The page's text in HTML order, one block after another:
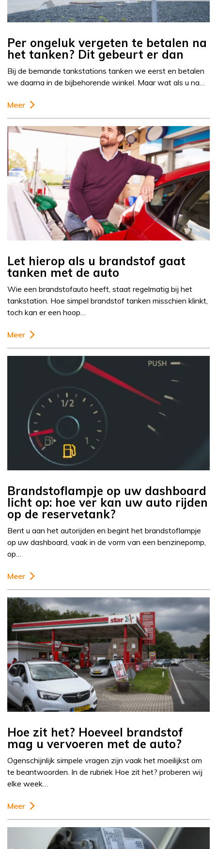
Per ongeluk vergeten te betalen na
het tanken? Dit gebeurt er dan
Bij de bemande tankstations tanken we eerst en betalen
we daarna in de bijbehorende winkel. Maar wat als u na…
Meer
Let hierop als u brandstof gaat
tanken met de auto
Wie een brandstofauto heeft, staat regelmatig bij het
tankstation. Hoe simpel brandstof tanken misschien klinkt,
toch kan er een hoop…
Meer
Brandstoflampje op uw dashboard
licht op: hoe ver kan uw auto rijden
op de reservetank?
Bent u aan het autorijden en begint het brandstoflampje
op uw dashboard, vaak in de vorm van een benzinepomp,
op…
Meer
Hoe zit het? Hoeveel brandstof
mag u vervoeren met de auto?
Ogenschijnlijk simpele vragen zijn vaak het moeilijkst om
te beantwoorden. In de rubriek Hoe zit het? proberen wij
elke week…
Meer